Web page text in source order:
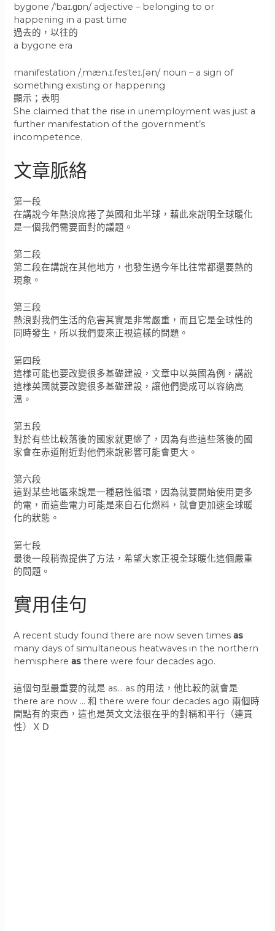
bygone /ˈbaɪ.ɡɒn/ adjective – belonging to or
happening in a past time
過去的，以往的
a bygone era
manifestation /ˌmæn.ɪ.fesˈteɪ.ʃən/ noun – a sign of
something existing or happening
顯示；表明
She claimed that the rise in unemployment was just a
further manifestation of the government’s
incompetence.
文章脈絡
第一段
在講說今年熱浪席捲了英國和北半球，藉此來說明全球暖化
是一個我們需要面對的議題。
第二段
第二段在講說在其他地方，也發生過今年比往常都還要熱的
現象。
第三段
熱浪對我們生活的危害其實是非常嚴重，而且它是全球性的
同時發生，所以我們要來正視這樣的問題。
第四段
這樣可能也要改變很多基礎建設，文章中以英國為例，講說
這樣英國就要改變很多基礎建設，讓他們變成可以容納高
溫。
第五段
對於有些比較落後的國家就更慘了，因為有些這些落後的國
家會在赤道附近對他們來說影響可能會更大。
第六段
這對某些地區來說是一種惡性循環，因為就要開始使用更多
的電，而這些電力可能是來自石化燃料，就會更加速全球暖
化的狀態。
第七段
最後一段稍微提供了方法，希望大家正視全球暖化這個嚴重
的問題。
實用佳句
A recent study found there are now seven timesas
many days of simultaneous heatwaves in the northern
hemisphereas there were four decades ago.
這個句型最重要的就是 as… as 的用法，他比較的就會是
there are now … 和 there were four decades ago 兩個時
間點有的東西，這也是英文文法很在乎的對稱和平行（連貫
性）ＸＤ